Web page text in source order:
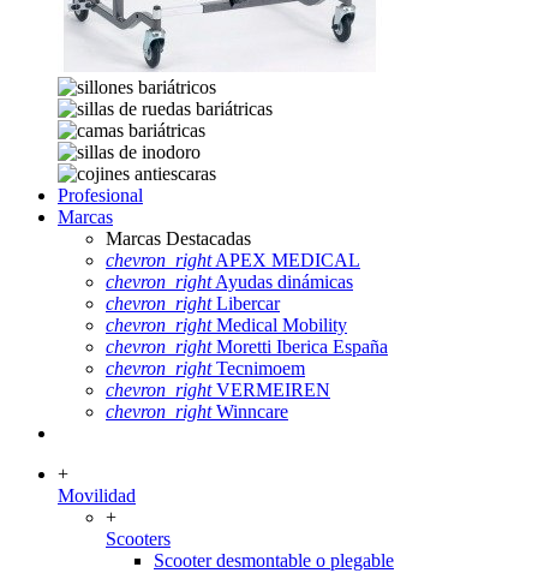
Profesional
Marcas
Marcas Destacadas
chevron_rightAPEX MEDICAL
chevron_rightAyudas dinámicas
chevron_rightLibercar
chevron_rightMedical Mobility
chevron_rightMoretti Iberica España
chevron_rightTecnimoem
chevron_rightVERMEIREN
chevron_rightWinncare
+
Movilidad
+
Scooters
Scooter desmontable o plegable